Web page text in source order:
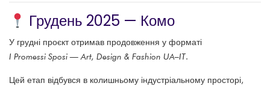
Грудень 2025 — Комо
У грудні проєкт отримав продовження у форматі
I Promessi Sposi — Art, Design & Fashion UA–IT.
Цей етап відбувся в колишньому індустріальному просторі,